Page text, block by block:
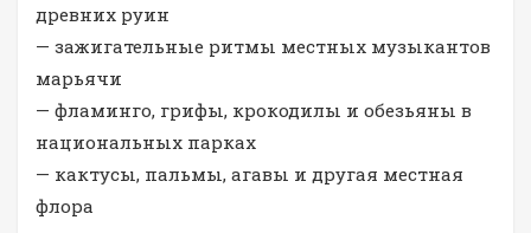
древних руин
— зажигательные ритмы местных музыкантов
марьячи
— фламинго, грифы, крокодилы и обезьяны в
национальных парках
— кактусы, пальмы, агавы и другая местная
флора